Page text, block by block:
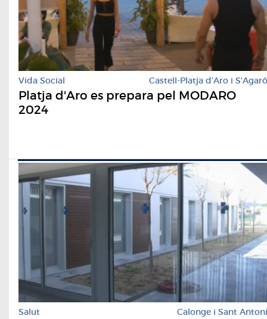
Vida Social Castell-Platja d'Aro i S'Agaró
Platja d'Aro es prepara pel MODARO
2024
Salut Calonge i Sant Antoni